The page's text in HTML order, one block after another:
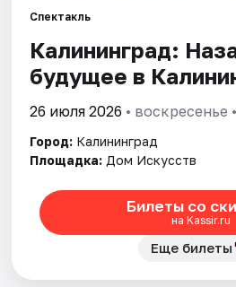
Площадки
Артисты
Спектакль
Калининград:
будущее в
26 июля 2026 • воскресенье
Город: Калининград
Площадка: Дом Искусств
Билеты со
на Kassir.ru
Еще билеты